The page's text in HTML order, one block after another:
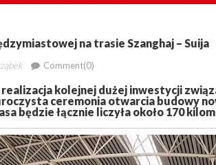
na trasie Szanghaj – Suija
Comment(0)
realizacja kolejnej dużej inwestycji
ceremonia otwarcia budowy
będzie łącznie liczyła około 170